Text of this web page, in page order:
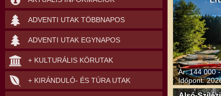
ADVENTI UTAK TÖBBNAPOS
ADVENTI UTAK EGYNAPOS
+ KULTURÁLIS KÖRUTAK
+ KIRÁNDULÓ- ÉS TÚRA UTAK
Ár: 144 000
Időpont: